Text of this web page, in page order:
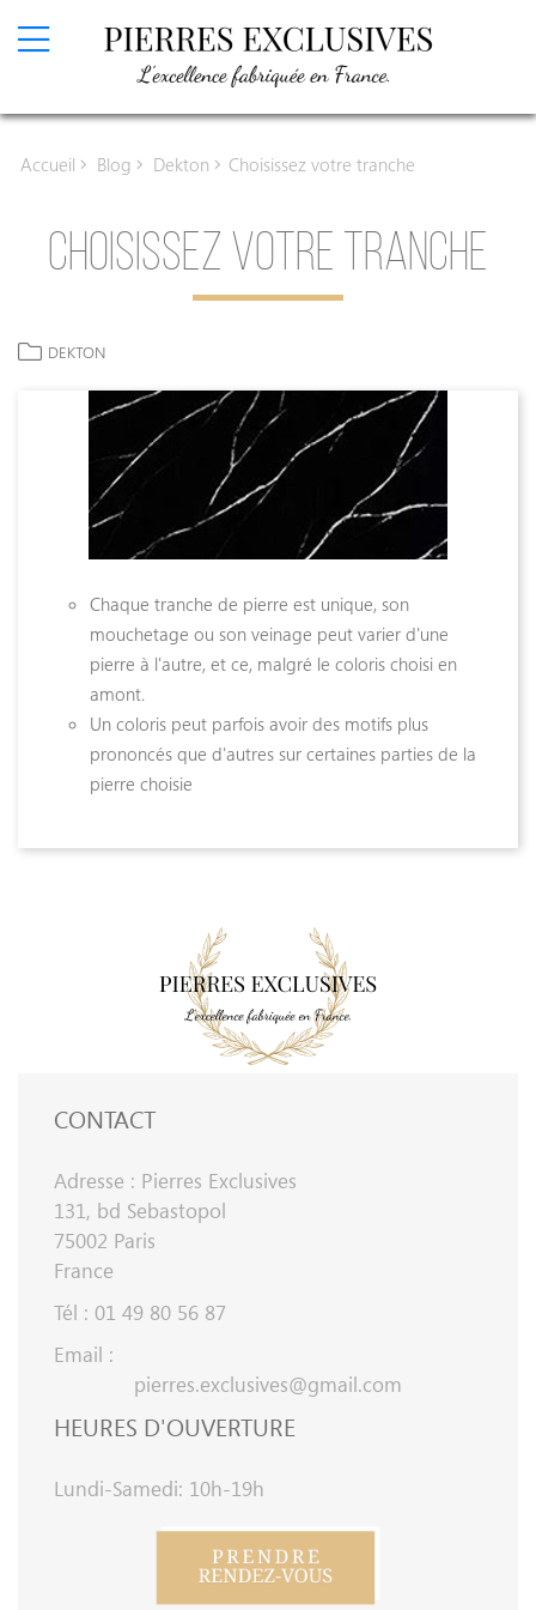
Plan de travail
Granit
Céramique
Céramique Infinity
Céramique Laminam
Céramique Dekton
Céramique Neolith
Céramique Xtone Porcelanosa
Quartz Silestone
Accueil Blog Dekton Choisissez votre tranche
CHOISISSEZ VOTRE TRANCHE
DEKTON
Chaque tranche de pierre est unique, son
mouchetage ou son veinage peut varier d'une
pierre à l'autre, et ce, malgré le coloris choisi en
amont.
Un coloris peut parfois avoir des motifs plus
prononcés que d'autres sur certaines parties de la
pierre choisie
CONTACT
Adresse : Pierres Exclusives
131, bd Sebastopol
75002 Paris
France
Tél : 01 49 80 56 87
Email :
pierres.exclusives@gmail.com
HEURES D'OUVERTURE
Lundi-Samedi: 10h-19h